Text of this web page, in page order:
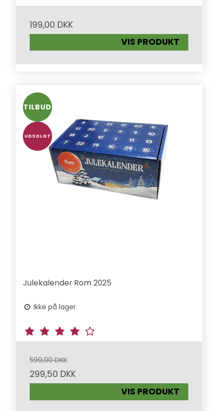
199,00 DKK
VIS PRODUKT
TILBUD
UDSOLGT
Julekalender Rom 2025
Ikke på lager
599,00 DKK
299,50 DKK
VIS PRODUKT